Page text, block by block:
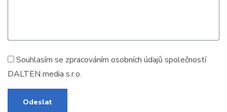
Souhlasím se zpracováním osobních údajů společností
DALTEN media s.r.o.
Odeslat